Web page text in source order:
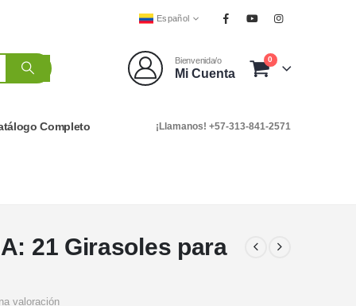
Español
Bienvenida/o
Mi Cuenta
0
Completo ¡Llamanos! +57-313-841-2571
21 Girasoles para
valoración